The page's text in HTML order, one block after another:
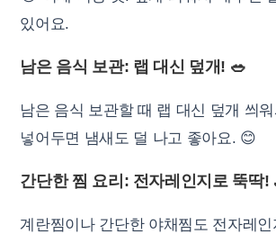
있어요.
남은 음식 보관: 랩 대신 덮개! 🥗
남은 음식 보관할 때 랩 대신 덮개 씌
넣어두면 냄새도 덜 나고 좋아요. 😊
간단한 찜 요리: 전자레인지로 뚝딱!
계란찜이나 간단한 야채찜도 전자레